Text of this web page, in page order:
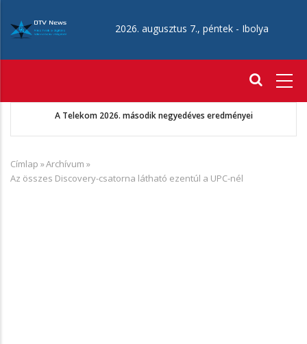
tartalomra
2026. augusztus 7., péntek - Ibolya
A Telekom 2026. második negyedéves eredményei
Morzsa
Címlap »Archívum »
Az összes Discovery-csatorna látható ezentúl a UPC-nél